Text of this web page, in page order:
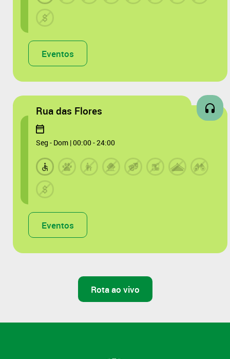
Eventos
Rua das Flores
Seg - Dom | 00:00 - 24:00
Eventos
Rota ao vivo